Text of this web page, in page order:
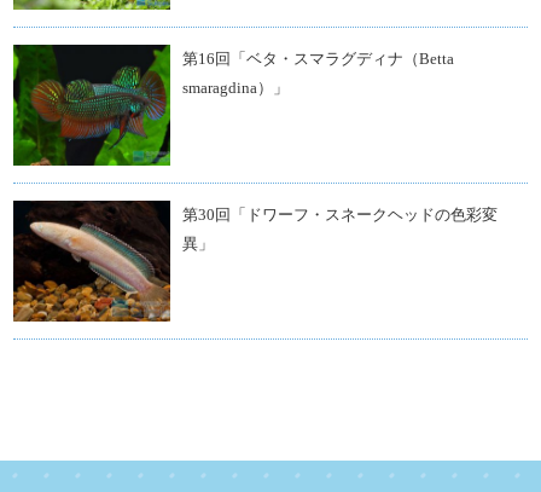
第16回「ベタ・スマラグディナ（Betta
smaragdina）」
第30回「ドワーフ・スネークヘッドの色彩変
異」